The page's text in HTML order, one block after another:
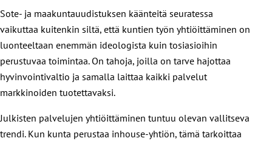
Sote- ja maakuntauudistuksen käänteitä seuratessa
vaikuttaa kuitenkin siltä, että kuntien työn yhtiöittäminen on
luonteeltaan enemmän ideologista kuin tosiasioihin
perustuvaa toimintaa. On tahoja, joilla on tarve hajottaa
hyvinvointivaltio ja samalla laittaa kaikki palvelut
markkinoiden tuotettavaksi.
Julkisten palvelujen yhtiöittäminen tuntuu olevan vallitseva
trendi. Kun kunta perustaa inhouse-yhtiön, tämä tarkoittaa